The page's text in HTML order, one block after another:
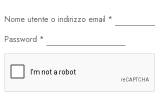
Nome utente o indirizzo email *
Password *